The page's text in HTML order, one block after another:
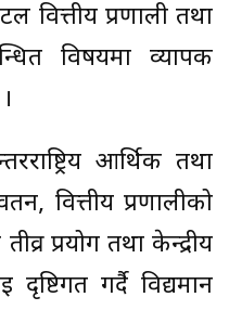
वित्तीय प्रणाली तथा
विषयमा व्यापक
आर्थिक तथा
वित्तीय प्रणालीको
प्रयोग तथा केन्द्रीय
गर्दै विद्यमान